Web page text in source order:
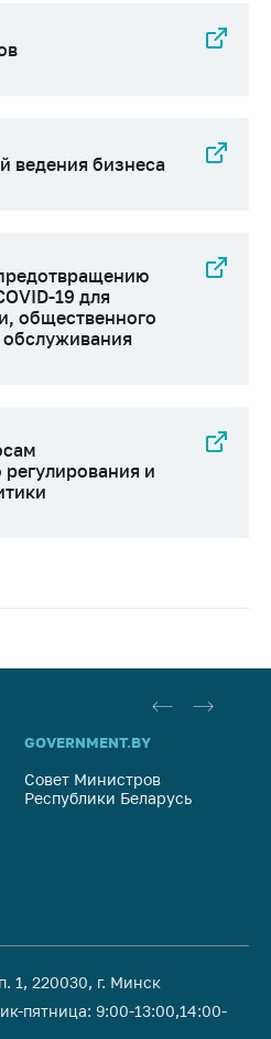
ведения бизнеса
19 для
общественного
и
GOVERNMENT.BY
Совет Министров
Республики Беларусь
1, 220030, г. Минск
пятница: 9:00-13:00,14:00-